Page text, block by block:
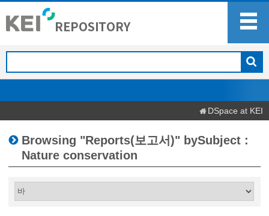
DSpace at KEI
Browsing "Reports(보고서)" bySubject :
Nature conservation